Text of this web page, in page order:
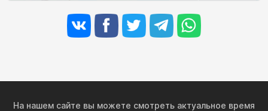
На нашем сайте вы можете смотреть актуальное время